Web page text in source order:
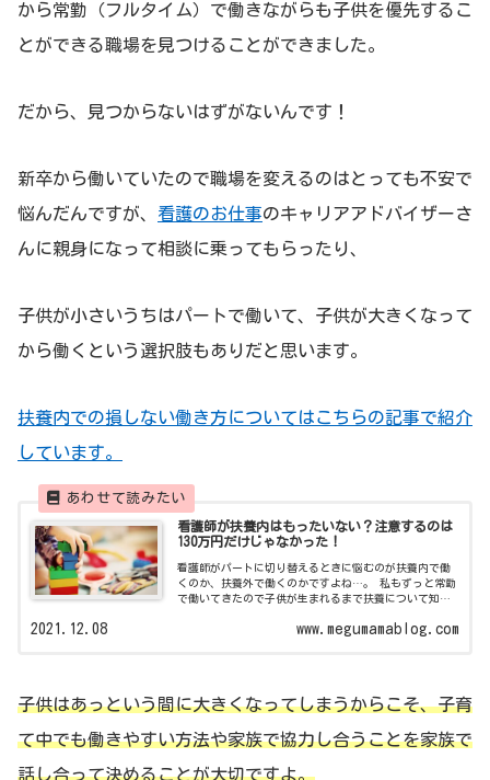
から常勤（フルタイム）で働きながらも子供を優先するこ
とができる職場を見つけることができました。
だから、見つからないはずがないんです！
新卒から働いていたので職場を変えるのはとっても不安で
悩んだんですが、 看護のお仕事のキャリアアドバイザーさ
んに親身になって相談に乗ってもらったり、
子供が小さいうちはパートで働いて、子供が大きくなって
から働くという選択肢もありだと思います。
扶養内での損しない働き方についてはこちらの記事で紹介
しています。
看護師が扶養内はもったいない？注意するのは
130万円だけじゃなかった！
看護師がパートに切り替えるときに悩むのが扶養内で働
くのか、扶養外で働くのかですよね…。 私もずっと常勤
で働いてきたので子供が生まれるまで扶養について知り
でいわれているの？ 今後のことを考え...
www.megumamablog.com
2021.12.08
子供はあっという間に大きくなってしまうからこそ、子育
て中でも働きやすい方法や家族で協力し合うことを家族で
話し合って決めることが大切ですよ。